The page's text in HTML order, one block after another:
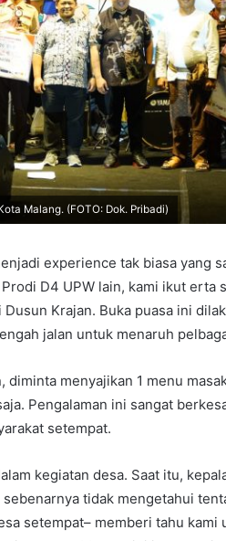
Malang. (FOTO: Dok. Pribadi)
experience tak biasa yang
D4 UPW lain, kami ikut erta
Krajan. Buka puasa ini
jalan untuk menaruh
diminta menyajikan 1 menu
Pengalaman ini sangat
setempat.
kegiatan desa. Saat itu,
tidak mengetahui
setempat– memberi tahu kami